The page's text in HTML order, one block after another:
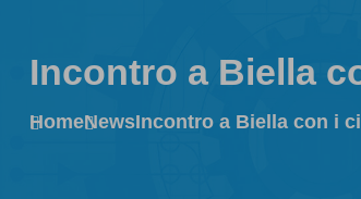
Incontro a Biella
HomeNewsIncontro a Biella con i